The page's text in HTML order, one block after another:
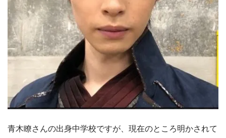
青木瞭さんの出身中学校ですが、現在のところ明かされて